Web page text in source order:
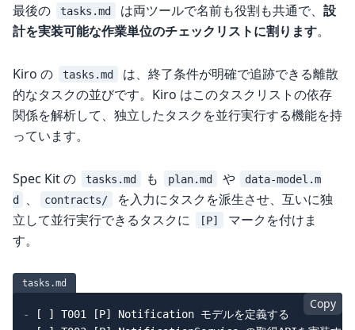
最後の tasks.md は両ツールで名前も役割も共通で、設
計を実装可能な作業単位のチェックリストに割ります。
Kiro の tasks.md
は、終了条件が明確で追跡できる離散
的なタスクの並びです。Kiro はこのタスクリストの依存
関係を解析して、独立したタスクを並行実行する機能を持
っています。
Spec Kit の tasks.md も plan.md や
data-model.m
d
、 contracts/
を入力にタスクを派生させ、互いに独
立して並行実行できるタスクに
[P]
マークを付けま
す。
tasks.md
Copy
-